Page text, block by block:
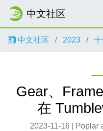
中文社区
中文社区 2023 十
Gear、
在
2023-11-16 | Poplar